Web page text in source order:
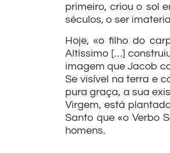
primeiro, criou o sol
séculos, o ser
Hoje, «o filho do
Altíssimo […]
imagem que Jacob
Se visível na terra e
pura graça, a sua
Virgem, está
Santo que «o Verbo
homens.